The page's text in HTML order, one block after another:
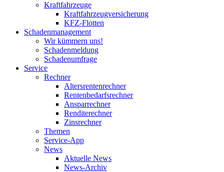
Kraftfahrzeuge
Kraftfahrzeugversicherung
KFZ-Flotten
Schadenmanagement
Wir kümmern uns!
Schadenmeldung
Schadenumfrage
Service
Rechner
Altersrentenrechner
Rentenbedarfsrechner
Ansparrechner
Renditerechner
Zinsrechner
Themen
Service-App
News
Aktuelle News
News-Archiv